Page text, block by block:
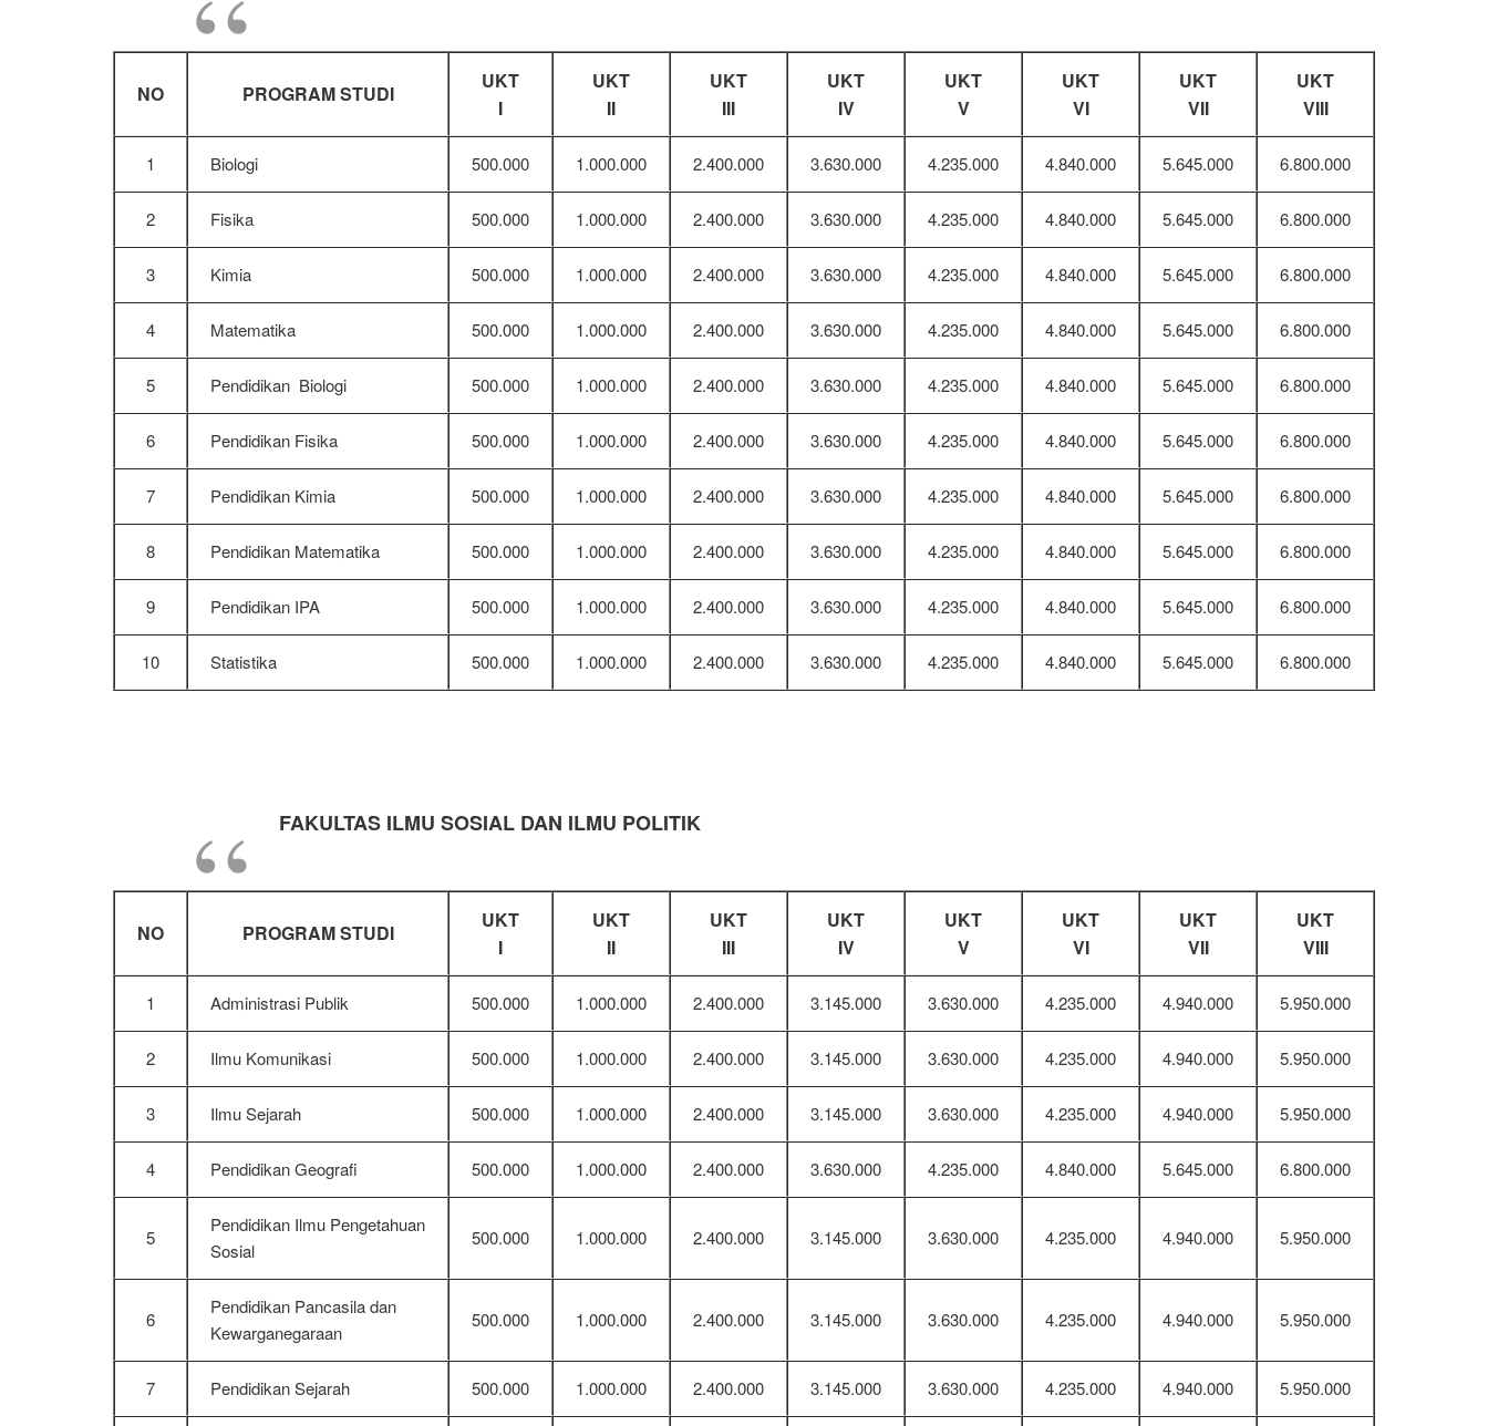
NO PROGRAM STUDI
UKT
I
UKT
II
UKT
III
UKT
IV
UKT
V
UKT
VI
UKT
VII
UKT
VIII
1 Biologi 500.000 1.000.000 2.400.000 3.630.000 4.235.000 4.840.000 5.645.000 6.800.000
2 Fisika 500.000 1.000.000 2.400.000 3.630.000 4.235.000 4.840.000 5.645.000 6.800.000
3 Kimia 500.000 1.000.000 2.400.000 3.630.000 4.235.000 4.840.000 5.645.000 6.800.000
4 Matematika 500.000 1.000.000 2.400.000 3.630.000 4.235.000 4.840.000 5.645.000 6.800.000
5 Pendidikan Biologi 500.000 1.000.000 2.400.000 3.630.000 4.235.000 4.840.000 5.645.000 6.800.000
6 Pendidikan Fisika 500.000 1.000.000 2.400.000 3.630.000 4.235.000 4.840.000 5.645.000 6.800.000
7 Pendidikan Kimia 500.000 1.000.000 2.400.000 3.630.000 4.235.000 4.840.000 5.645.000 6.800.000
8 Pendidikan Matematika 500.000 1.000.000 2.400.000 3.630.000 4.235.000 4.840.000 5.645.000 6.800.000
9 Pendidikan IPA 500.000 1.000.000 2.400.000 3.630.000 4.235.000 4.840.000 5.645.000 6.800.000
10 Statistika 500.000 1.000.000 2.400.000 3.630.000 4.235.000 4.840.000 5.645.000 6.800.000
FAKULTAS ILMU SOSIAL DAN ILMU POLITIK
NO PROGRAM STUDI
UKT
I
UKT
II
UKT
III
UKT
IV
UKT
V
UKT
VI
UKT
VII
UKT
VIII
1 Administrasi Publik 500.000 1.000.000 2.400.000 3.145.000 3.630.000 4.235.000 4.940.000 5.950.000
2 Ilmu Komunikasi 500.000 1.000.000 2.400.000 3.145.000 3.630.000 4.235.000 4.940.000 5.950.000
3 Ilmu Sejarah 500.000 1.000.000 2.400.000 3.145.000 3.630.000 4.235.000 4.940.000 5.950.000
4 Pendidikan Geografi 500.000 1.000.000 2.400.000 3.630.000 4.235.000 4.840.000 5.645.000 6.800.000
5
Pendidikan Ilmu Pengetahuan
Sosial
500.000 1.000.000 2.400.000 3.145.000 3.630.000 4.235.000 4.940.000 5.950.000
6
Pendidikan Pancasila dan
Kewarganegaraan
500.000 1.000.000 2.400.000 3.145.000 3.630.000 4.235.000 4.940.000 5.950.000
7 Pendidikan Sejarah 500.000 1.000.000 2.400.000 3.145.000 3.630.000 4.235.000 4.940.000 5.950.000